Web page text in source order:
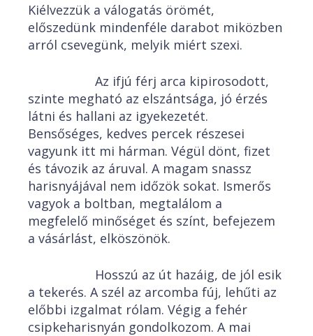
Kiélvezzük a válogatás örömét,
előszedünk mindenféle darabot miközben
arról csevegünk, melyik miért szexi.
Az ifjú férj arca kipirosodott,
szinte megható az elszántsága, jó érzés
látni és hallani az igyekezetét.
Bensőséges, kedves percek részesei
vagyunk itt mi hárman. Végül dönt, fizet
és távozik az áruval. A magam snassz
harisnyájával nem időzök sokat. Ismerős
vagyok a boltban, megtalálom a
megfelelő minőséget és színt, befejezem
a vásárlást, elköszönök.
Hosszú az út hazáig, de jól esik
a tekerés. A szél az arcomba fúj, lehűti az
előbbi izgalmat rólam. Végig a fehér
csipkeharisnyán gondolkozom. A mai